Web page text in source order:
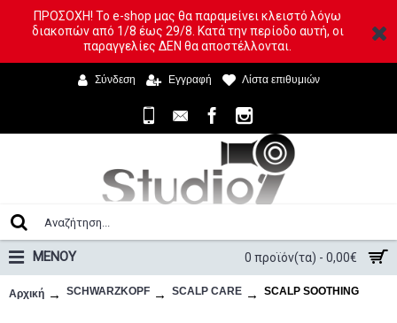
ΠΡΟΣΟΧΗ! Το e-shop μας θα παραμείνει κλειστό λόγω
διακοπών από 1/8 έως 29/8. Κατά την περίοδο αυτή, οι
παραγγελίες ΔΕΝ θα αποστέλλονται.
Σύνδεση Εγγραφή Λίστα επιθυμιών
0 προϊόν(τα) - 0,00€
ΜΕΝΟΥ
Αρχική SCHWARZKOPF SCALP CARE SCALP SOOTHING